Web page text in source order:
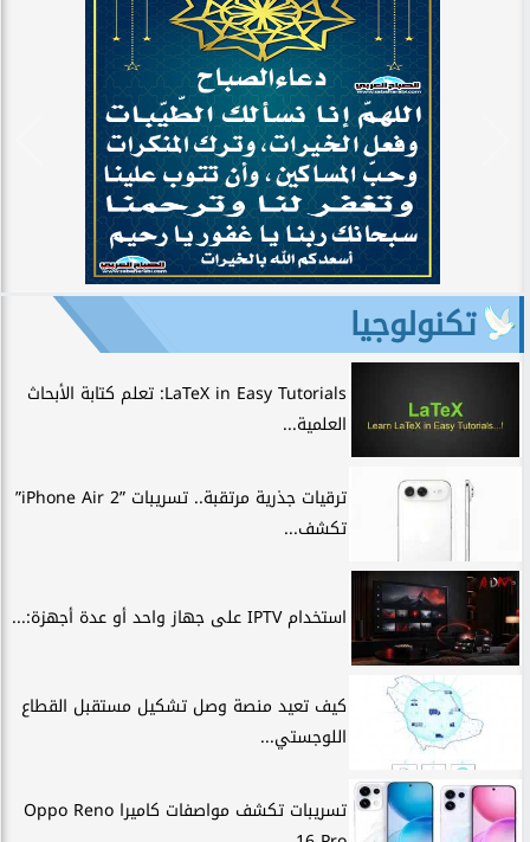
تكنولوجيا
LaTeX in Easy Tutorials: تعلم كتابة الأبحاث
العلمية...
ترقيات جذرية مرتقبة.. تسريبات ”iPhone Air 2”
تكشف...
استخدام IPTV على جهاز واحد أو عدة أجهزة:...
كيف تعيد منصة وصل تشكيل مستقبل القطاع
اللوجستي...
تسريبات تكشف مواصفات كاميرا Oppo Reno